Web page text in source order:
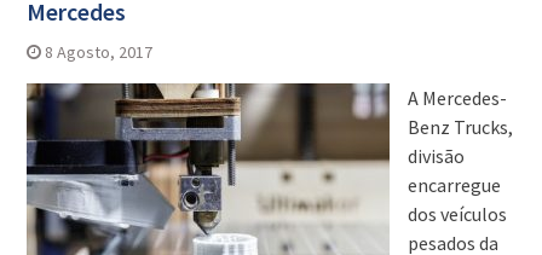
Mercedes
8 Agosto, 2017
A Mercedes-
Benz Trucks,
divisão
encarregue
dos veículos
pesados da